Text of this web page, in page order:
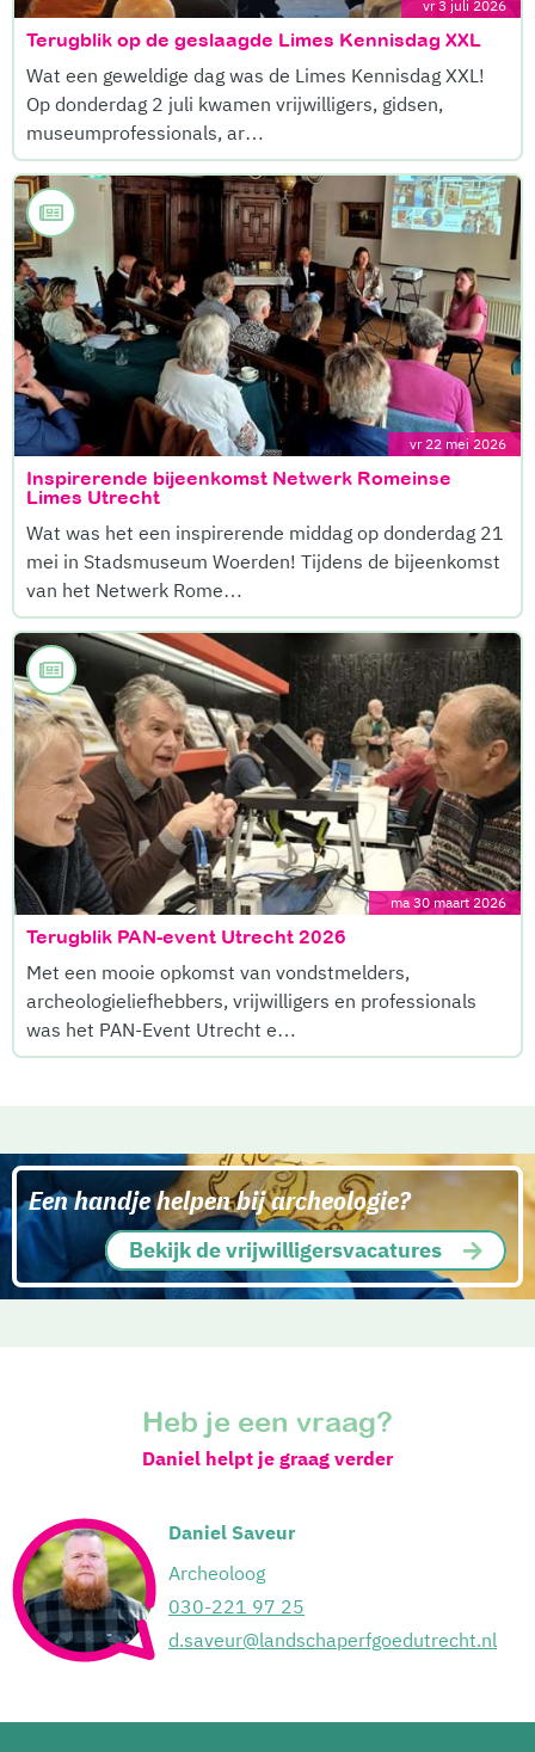
vr 3 juli 2026
Terugblik op de geslaagde Limes Kennisdag XXL
Wat een geweldige dag was de Limes Kennisdag XXL!
Op donderdag 2 juli kwamen vrijwilligers, gidsen,
museumprofessionals, ar…
vr 22 mei 2026
Inspirerende bijeenkomst Netwerk Romeinse
Limes Utrecht
Wat was het een inspirerende middag op donderdag 21
mei in Stadsmuseum Woerden! Tijdens de bijeenkomst
van het Netwerk Rome…
ma 30 maart 2026
Terugblik PAN-event Utrecht 2026
Met een mooie opkomst van vondstmelders,
archeologieliefhebbers, vrijwilligers en professionals
was het PAN-Event Utrecht e…
Een handje helpen bij archeologie?
Bekijk de vrijwilligersvacatures
Heb je een vraag?
Daniel helpt je graag verder
Daniel Saveur
Archeoloog
030-221 97 25
d.saveur@landschaperfgoedutrecht.nl